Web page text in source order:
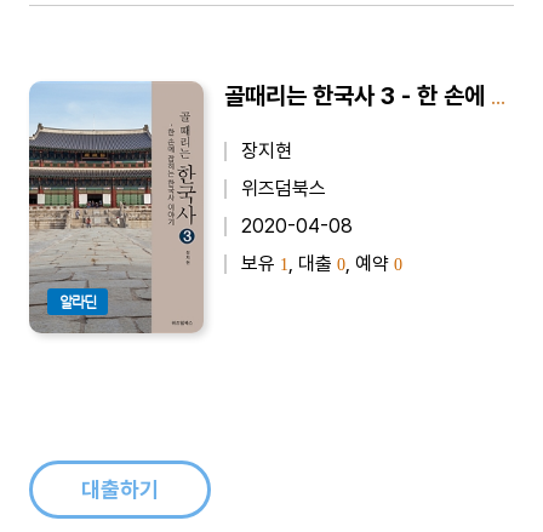
알라딘
골때리는 한국사 3 - 한 손에 잡히는 한국사 이야기
장지현
위즈덤북스
2020-04-08
보유 1 , 대출 0 , 예약 0
대출하기